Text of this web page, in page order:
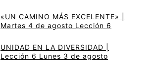
«UN CAMINO MÁS EXCELENTE» |
Martes 4 de agosto Lección 6
UNIDAD EN LA DIVERSIDAD |
Lección 6 Lunes 3 de agosto